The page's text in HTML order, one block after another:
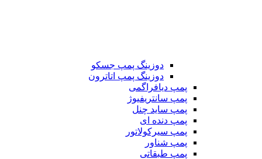
دوزینگ پمپ جسکو
دوزینگ پمپ اتاترون
پمپ دیافراگمی
پمپ سانتریفیوژ
پمپ ساید چنل
پمپ دنده ای
پمپ سیرکولاتور
پمپ شناور
پمپ طبقاتی